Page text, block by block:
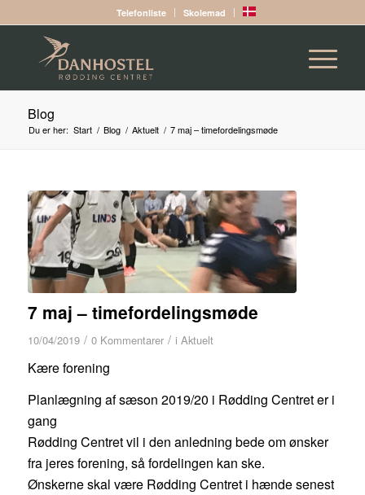
Telefonliste Skolemad
Blog
Du er her: Start / Blog / Aktuelt / 7 maj – timefordelingsmøde
7 maj – timefordelingsmøde
10/04/2019 / 0 Kommentarer / i Aktuelt
Kære forening
Planlægning af sæson 2019/20 i Rødding Centret er i
gang
Rødding Centret vil i den anledning bede om ønsker
fra jeres forening, så fordelingen kan ske.
Ønskerne skal være Rødding Centret i hænde senest